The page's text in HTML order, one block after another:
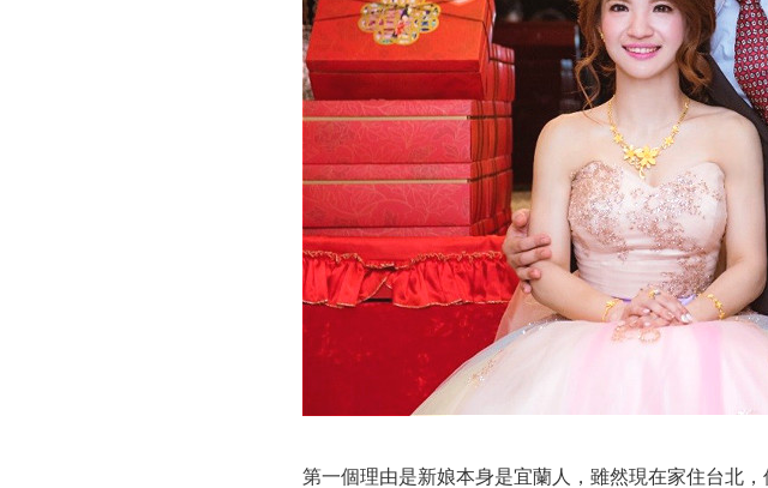
第一個理由是新娘本身是宜蘭人，雖然現在家住台北